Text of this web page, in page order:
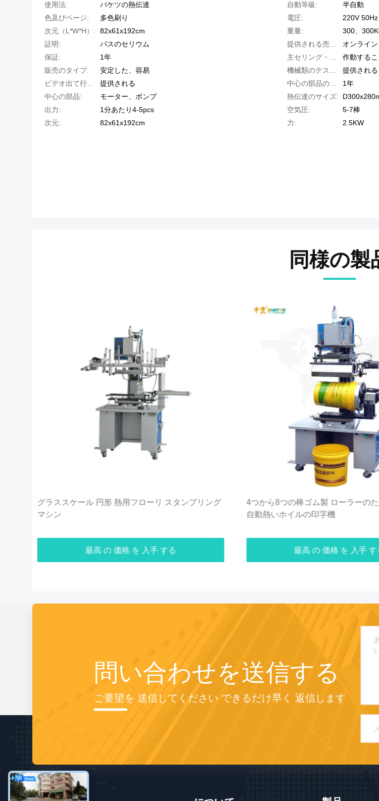
使用法:
バケツの熱伝達 自動等級:
半自動
色及びページ:
多色刷り 電圧:
220V 50Hz
次元（L*W*H）:
82x61x192cm 重量:
300、
証明:
パスのセリウム
オンライ
保証:
1年
作動する
販売のタイプ:
安定した、容易
提供される
提供される
1年
中心の部品:
モーター、ポンプ 熱伝達のサイズ:
出力:
1分あたり4-5pcs 空気圧:
5-7棒
次元:
82x61x192cm 力: 2.5KW
同様の製
グラススケール 円形 熱用フローリ スタンプリング
マシン
最高 の 価格 を 入手 する
4つから8つの棒ゴム製 ローラーの
自動熱いホイルの印字機
最高 の 価格 を 入手 す
問い合わせを送信する
ご要望を 送信してください できるだけ早く 返信します